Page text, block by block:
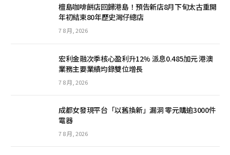
檀島咖啡餅店回歸港島！預告新店8月下旬太古重開
年初結束80年歷史灣仔總店
7 8 月, 2026
宏利金融次季核心盈利升12% 派息0.485加元 港澳
業務主要業績均錄雙位增長
7 8 月, 2026
成都女發現平台「以舊換新」漏洞 零元購逾3000件
電器
7 8 月, 2026